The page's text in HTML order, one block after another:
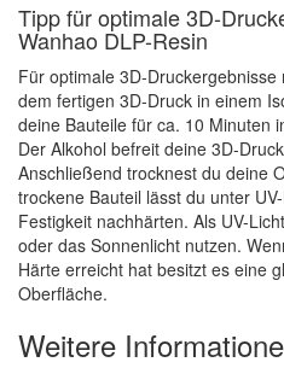
Tipp für optimale 3D-
Wanhao DLP-Resin
Für optimale 3D-
dem fertigen 3D-Druck in einem
deine Bauteile für ca. 10 Minuten
Der Alkohol befreit deine 3D-
Anschließend trocknest du deine
trockene Bauteil lässt du unter
Festigkeit nachhärten. Als UV-
oder das Sonnenlicht nutzen.
Härte erreicht hat besitzt es eine
Oberfläche.
Weitere